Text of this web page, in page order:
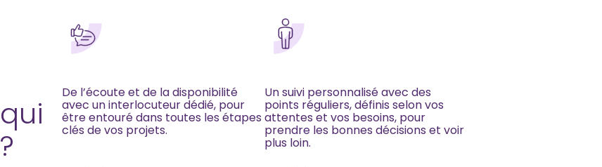
qui
?
De l’écoute et de la disponibilité
avec un interlocuteur dédié, pour
être entouré dans toutes les étapes
clés de vos projets.
Un suivi personnalisé avec des
points réguliers, définis selon vos
attentes et vos besoins, pour
prendre les bonnes décisions et voir
plus loin.